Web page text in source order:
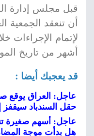
قبل مجلس إدارة
أن تنعقد الجمعية
لإتمام الإجراءات
أشهر من تاريخ
قد يعجبك أيضا :
عاجل: العراق يوقع
حقل السندباد سيقفز إلى 100 ألف برميل
عاجل: أسهم صغيرة
هل بدأت موجة